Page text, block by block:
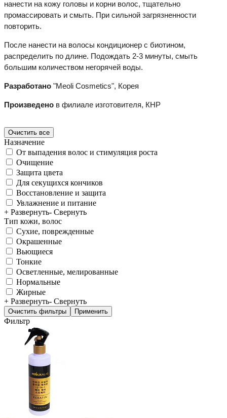
нанести на кожу головы и корни волос, тщательно
промассировать и смыть. При сильной загрязненности
повторить.
После нанести на волосы кондиционер с биотином,
распределить по длине. Подождать 2-3 минуты, смыть
большим количеством негорячей воды.
Разработано "Meoli Cosmetics", Корея
Произведено в филиале изготовителя, КНР
Назначение
От выпадения волос и стимуляция роста
Очищение
Защита цвета
Для секущихся кончиков
Восстановление и защита
Увлажнение и питание
+ Развернуть- Свернуть
Тип кожи, волос
Сухие, поврежденные
Окрашенные
Вьющиеся
Тонкие
Осветленные, мелированные
Нормальные
Жирные
+ Развернуть- Свернуть
Фильтр